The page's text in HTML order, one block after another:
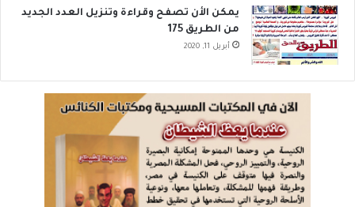
يمكن الأن تصفح وقراءة وتنزيل العدد الجديد
من الطريق 175
أبريل 11, 2020